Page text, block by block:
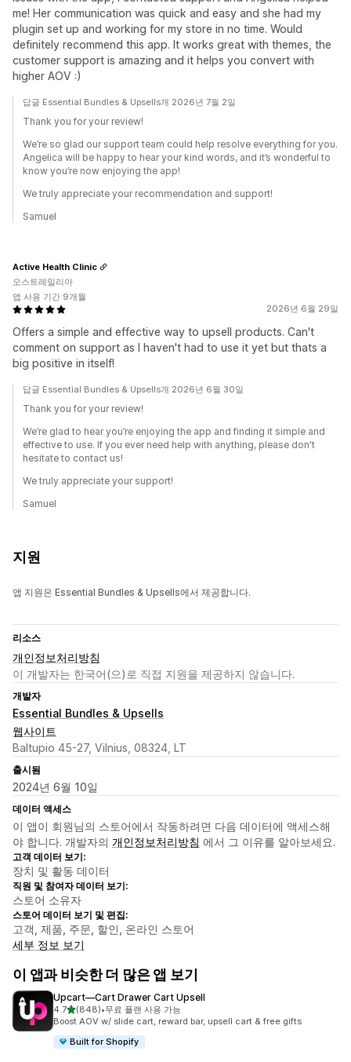
me! Her communication was quick and easy and she had my
plugin set up and working for my store in no time. Would
definitely recommend this app. It works great with themes, the
customer support is amazing and it helps you convert with
higher AOV :)
답글 Essential Bundles & Upsells개 2026년 7월 2일
Thank you for your review!
We’re so glad our support team could help resolve everything for you.
Angelica will be happy to hear your kind words, and it’s wonderful to
know you’re now enjoying the app!
We truly appreciate your recommendation and support!
Samuel
2026년 6월 29일
Offers a simple and effective way to upsell products. Can't
comment on support as I haven't had to use it yet but thats a
big positive in itself!
Active Health Clinic
오스트레일리아
앱 사용 기간 9개월
답글 Essential Bundles & Upsells개 2026년 6월 30일
Thank you for your review!
We’re glad to hear you’re enjoying the app and finding it simple and
effective to use. If you ever need help with anything, please don't
hesitate to contact us!
We truly appreciate your support!
Samuel
지원
앱 지원은 Essential Bundles & Upsells에서 제공합니다.
리소스
개인정보처리방침
이 개발자는 한국어(으)로 직접 지원을 제공하지 않습니다.
개발자
Essential Bundles & Upsells
웹사이트
Baltupio 45-27, Vilnius, 08324, LT
출시됨
2024년 6월 10일
데이터 액세스
이 앱이 회원님의 스토어에서 작동하려면 다음 데이터에 액세스해
야 합니다. 개발자의 개인정보처리방침 에서 그 이유를 알아보세요.
고객 데이터 보기:
장치 및 활동 데이터
직원 및 참여자 데이터 보기:
스토어 소유자
스토어 데이터 보기 및 편집:
고객, 제품, 주문, 할인, 온라인 스토어
세부 정보 보기
이 앱과 비슷한 더 많은 앱 보기
Upcart—Cart Drawer Cart Upsell
4.7별 5개 중
(848)
총 리뷰 848개
•무료 플랜 사용 가능
Boost AOV w/ slide cart, reward bar, upsell cart & free gifts
Built for Shopify